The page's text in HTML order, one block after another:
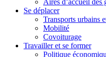
Aires d’accueil des
Se déplacer
Transports urbains
Mobilité
Covoiturage
Travailler et se former
Politique